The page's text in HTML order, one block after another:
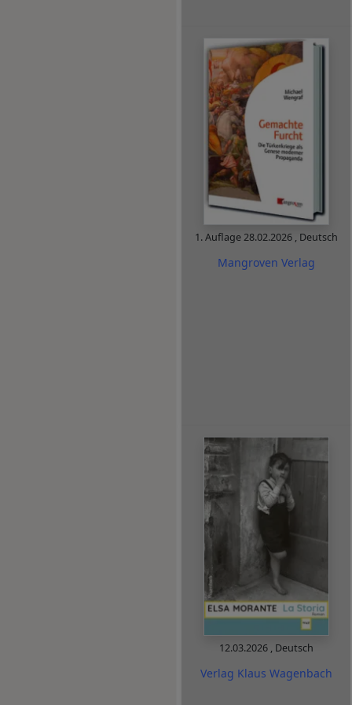
1. Auflage28.02.2026 , Deutsch
Mangroven Verlag
12.03.2026 , Deutsch
Verlag Klaus Wagenbach